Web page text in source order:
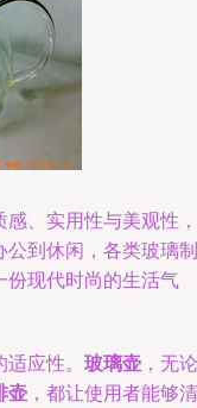
感、实用性与美观性，
公到休闲，各类玻璃制
份现代时尚的生活气
应性。 玻璃壶 ，无论
壶 ，都让使用者能够清